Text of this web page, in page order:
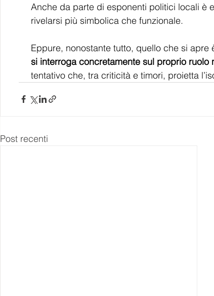
Anche da parte di esponenti politici locali è
rivelarsi più simbolica che funzionale.
Eppure, nonostante tutto, quello che si apre
si interroga concretamente sul proprio ruolo
tentativo che, tra criticità e timori, proietta
Post recenti